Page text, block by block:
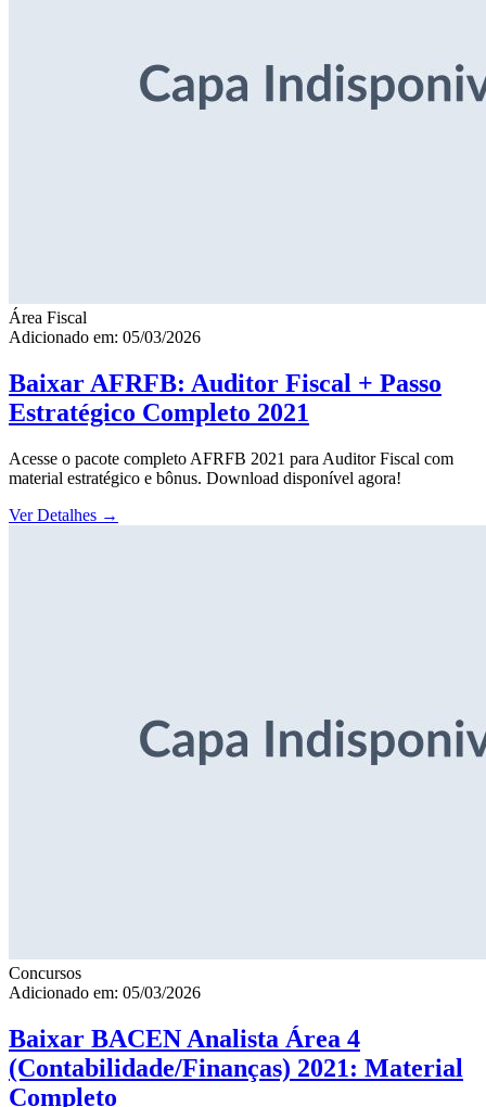
Área Fiscal
Adicionado em: 05/03/2026
Baixar AFRFB: Auditor Fiscal + Passo
Estratégico Completo 2021
Acesse o pacote completo AFRFB 2021 para Auditor Fiscal com
material estratégico e bônus. Download disponível agora!
Ver Detalhes →
Concursos
Adicionado em: 05/03/2026
Baixar BACEN Analista Área 4
(Contabilidade/Finanças) 2021: Material
Completo